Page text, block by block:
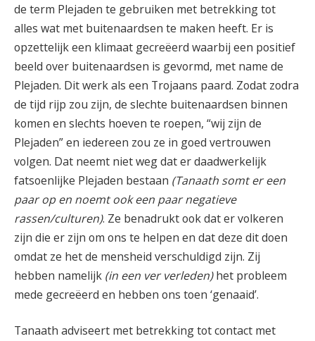
de term Plejaden te gebruiken met betrekking tot
alles wat met buitenaardsen te maken heeft. Er is
opzettelijk een klimaat gecreëerd waarbij een positief
beeld over buitenaardsen is gevormd, met name de
Plejaden. Dit werk als een Trojaans paard. Zodat zodra
de tijd rijp zou zijn, de slechte buitenaardsen binnen
komen en slechts hoeven te roepen, “wij zijn de
Plejaden” en iedereen zou ze in goed vertrouwen
volgen. Dat neemt niet weg dat er daadwerkelijk
fatsoenlijke Plejaden bestaan (Tanaath somt er een
paar op en noemt ook een paar negatieve
rassen/culturen). Ze benadrukt ook dat er volkeren
zijn die er zijn om ons te helpen en dat deze dit doen
omdat ze het de mensheid verschuldigd zijn. Zij
hebben namelijk (in een ver verleden)het probleem
mede gecreëerd en hebben ons toen ‘genaaid’.
Tanaath adviseert met betrekking tot contact met